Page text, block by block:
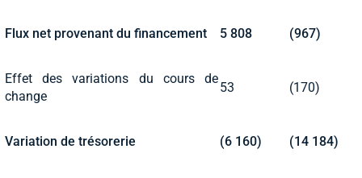
Flux net provenant du financement 5 808 (967)
Effet des variations du cours de
change
53 (170)
Variation de trésorerie (6 160) (14 184)